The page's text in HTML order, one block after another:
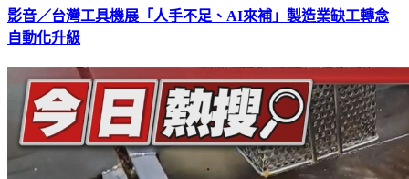
影音／台灣工具機展「人手不足、AI來補」製造業缺工轉念
自動化升級